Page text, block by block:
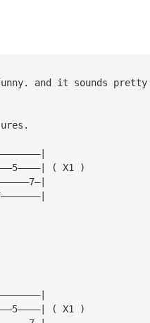
and it sounds
( X1 )
( X1 )